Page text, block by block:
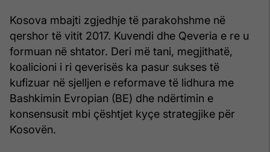
Kosova mbajti zgjedhje të parakohshme në
qershor të vitit 2017. Kuvendi dhe Qeveria e re u
formuan në shtator. Deri më tani, megjithatë,
koalicioni i ri qeverisës ka pasur sukses të
kufizuar në sjelljen e reformave të lidhura me
Bashkimin Evropian (BE) dhe ndërtimin e
konsensusit mbi çështjet kyçe strategjike për
Kosovën.